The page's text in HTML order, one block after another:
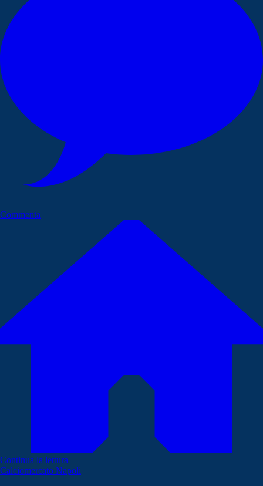
Commenta
Continua la lettura
Calciomercato Napoli